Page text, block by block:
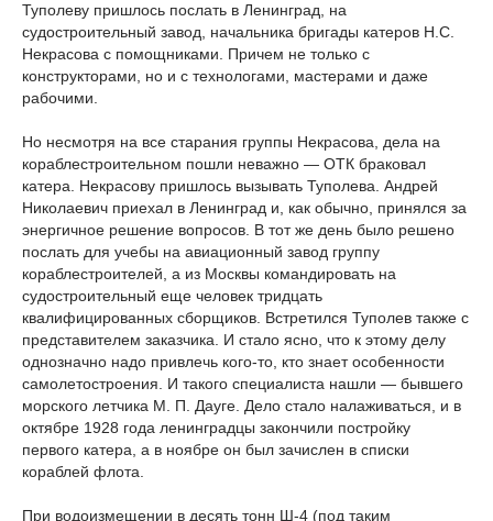
Туполеву пришлось послать в Ленинград, на
судостроительный завод, начальника бригады катеров Н.С.
Некрасова с помощниками. Причем не только с
конструкторами, но и с технологами, мастерами и даже
рабочими.
Но несмотря на все старания группы Некрасова, дела на
кораблестроительном пошли неважно — ОТК браковал
катера. Некрасову пришлось вызывать Туполева. Андрей
Николаевич приехал в Ленинград и, как обычно, принялся за
энергичное решение вопросов. В тот же день было решено
послать для учебы на авиационный завод группу
кораблестроителей, а из Москвы командировать на
судостроительный еще человек тридцать
квалифицированных сборщиков. Встретился Туполев также с
представителем заказчика. И стало ясно, что к этому делу
однозначно надо привлечь кого-то, кто знает особенности
самолетостроения. И такого специалиста нашли — бывшего
морского летчика М. П. Дауге. Дело стало налаживаться, и в
октябре 1928 года ленинградцы закончили постройку
первого катера, а в ноябре он был зачислен в списки
кораблей флота.
При водоизмещении в десять тонн Ш-4 (под таким